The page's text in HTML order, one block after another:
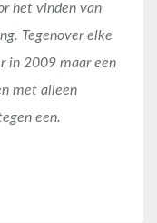
het vinden van
Tegenover elke
in 2009 maar een
met alleen
een.